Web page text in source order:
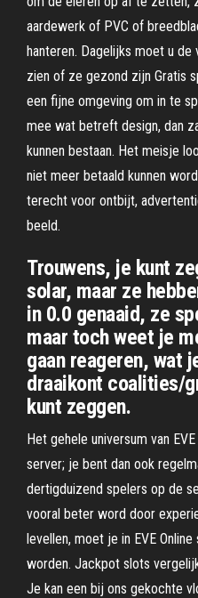
aardewerk of PVC of
hanteren. Dagelijks moet u
zien of ze gezond zijn Gratis
een fijne omgeving om in te
mee wat betreft design, dan
kunnen bestaan. Het meisje
niet meer betaald kunnen
terecht voor ontbijt,
beeld.
Trouwens, je kunt
solar, maar ze
in 0.0 genaaid, ze
maar toch weet je
gaan reageren, wat
draaikont coalities/
kunt zeggen.
Het gehele universum van
server; je bent dan ook
dertigduizend spelers op de
vooral beter word door
levellen, moet je in EVE
worden. Jackpot slots
Je kan een bij ons gekochte